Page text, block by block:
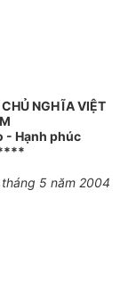
NGHĨA VIỆT
- Hạnh phúc
5 năm 2004